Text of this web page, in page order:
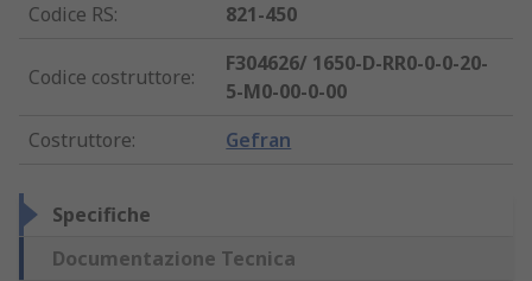
Codice RS: 821-450
Codice costruttore:
F304626/ 1650-D-RR0-0-0-20-
5-M0-00-0-00
Costruttore: Gefran
Specifiche
Documentazione Tecnica